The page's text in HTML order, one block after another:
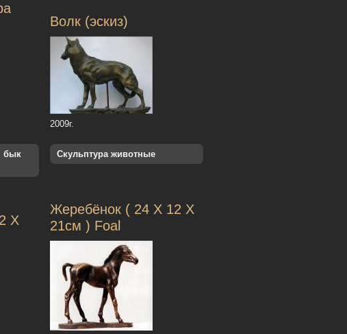
бык
Волк (эскиз)
2009г.
Скульптура животные
Х
Жеребёнок ( 24 Х 12 Х
21см ) Foal